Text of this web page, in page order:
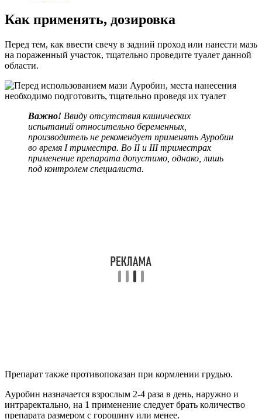
Как применять, дозировка
Перед тем, как ввести свечу в задний проход или нанести мазь
на пораженный участок, тщательно проведите туалет данной
области.
Важно! Ввиду отсутствия клинических
испытаний относительно беременных,
производитель не рекомендует применять Ауробин
во время I триместра. Во II и III триместрах
применение препарата допустимо, однако, лишь
под контролем специалиста.
Препарат также противопоказан при кормлении грудью.
Ауробин назначается взрослым 2-4 раза в день, наружно и
интраректально, на 1 применение следует брать количество
препарата размером с горошину или менее.